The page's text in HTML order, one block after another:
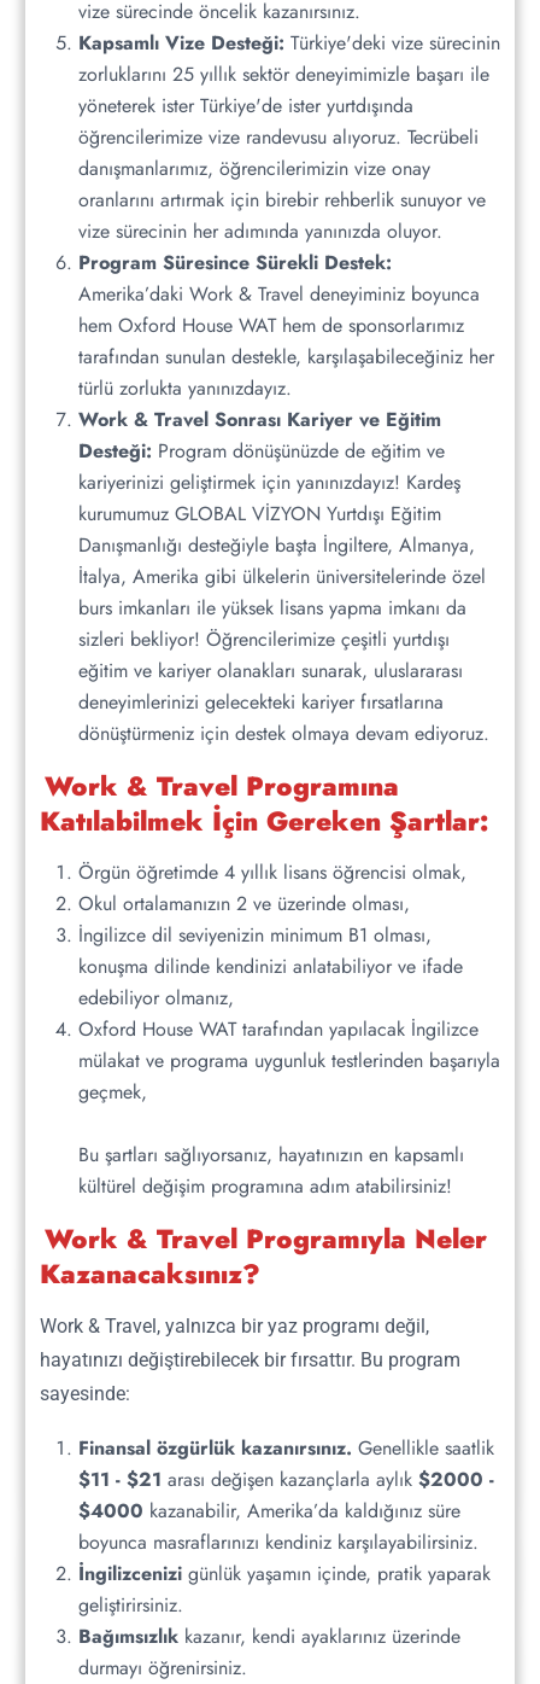
Sıkça Sorulan Sorular
Work And Travel Hangi Ülkelerde Var?
Work and Travel çoğunlukla Amerika'da
yapılmaktadır. Benzer programlar Avustralya,
yapılmaktadır.
Work And Travel Hangi Aylarda Yapılır?
Work And Travel’a Kaç Kez Gidilebilir?
vize sürecinde öncelik kazanırsınız.
Kapsamlı Vize Desteği: Türkiye'deki vize sürecinin
zorluklarını 25 yıllık sektör deneyimimizle başarı ile
yöneterek ister Türkiye'de ister yurtdışında
öğrencilerimize vize randevusu alıyoruz. Tecrübeli
danışmanlarımız, öğrencilerimizin vize onay
oranlarını artırmak için birebir rehberlik sunuyor ve
vize sürecinin her adımında yanınızda oluyor.
Program Süresince Sürekli Destek:
Amerika’daki Work & Travel deneyiminiz boyunca
hem Oxford House WAT hem de sponsorlarımız
tarafından sunulan destekle, karşılaşabileceğiniz her
türlü zorlukta yanınızdayız.
Work & Travel Sonrası Kariyer ve Eğitim
Desteği: Program dönüşünüzde de eğitim ve
kariyerinizi geliştirmek için yanınızdayız! Kardeş
kurumumuz GLOBAL VİZYON Yurtdışı Eğitim
Danışmanlığı desteğiyle başta İngiltere, Almanya,
İtalya, Amerika gibi ülkelerin üniversitelerinde özel
burs imkanları ile yüksek lisans yapma imkanı da
sizleri bekliyor! Öğrencilerimize çeşitli yurtdışı
eğitim ve kariyer olanakları sunarak, uluslararası
deneyimlerinizi gelecekteki kariyer fırsatlarına
dönüştürmeniz için destek olmaya devam ediyoruz.
Work & Travel Programına
Katılabilmek İçin Gereken Şartlar:
Örgün öğretimde 4 yıllık lisans öğrencisi olmak,
Okul ortalamanızın 2 ve üzerinde olması,
İngilizce dil seviyenizin minimum B1 olması,
konuşma dilinde kendinizi anlatabiliyor ve ifade
edebiliyor olmanız,
Oxford House WAT tarafından yapılacak İngilizce
mülakat ve programa uygunluk testlerinden başarıyla
geçmek,
Bu şartları sağlıyorsanız, hayatınızın en kapsamlı
kültürel değişim programına adım atabilirsiniz!
Work & Travel Programıyla Neler
Kazanacaksınız?
Work & Travel, yalnızca bir yaz programı değil,
hayatınızı değiştirebilecek bir fırsattır. Bu program
sayesinde:
Finansal özgürlük kazanırsınız. Genellikle saatlik
$11 - $21 arası değişen kazançlarla aylık $2000 -
$4000 kazanabilir, Amerika’da kaldığınız süre
boyunca masraflarınızı kendiniz karşılayabilirsiniz.
İngilizcenizi günlük yaşamın içinde, pratik yaparak
geliştirirsiniz.
Bağımsızlık kazanır, kendi ayaklarınız üzerinde
durmayı öğrenirsiniz.